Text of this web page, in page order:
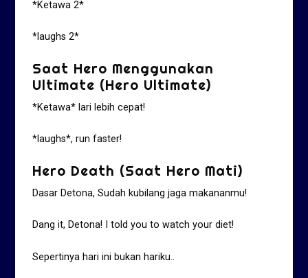
*Ketawa 2*
*laughs 2*
Saat Hero Menggunakan
Ultimate (Hero Ultimate)
*Ketawa* lari lebih cepat!
*laughs*, run faster!
Hero Death (Saat Hero Mati)
Dasar Detona, Sudah kubilang jaga makananmu!
Dang it, Detona! I told you to watch your diet!
Sepertinya hari ini bukan hariku..